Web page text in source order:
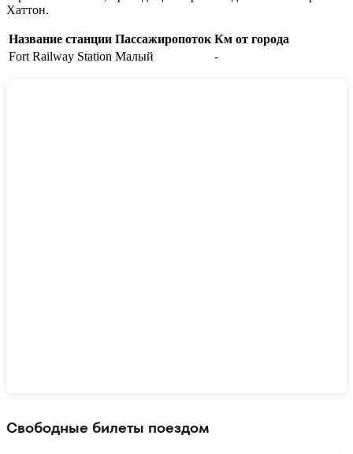
Хаттон.
Название станции Пассажиропоток Км от города
Fort Railway Station Малый -
Свободные билеты поездом